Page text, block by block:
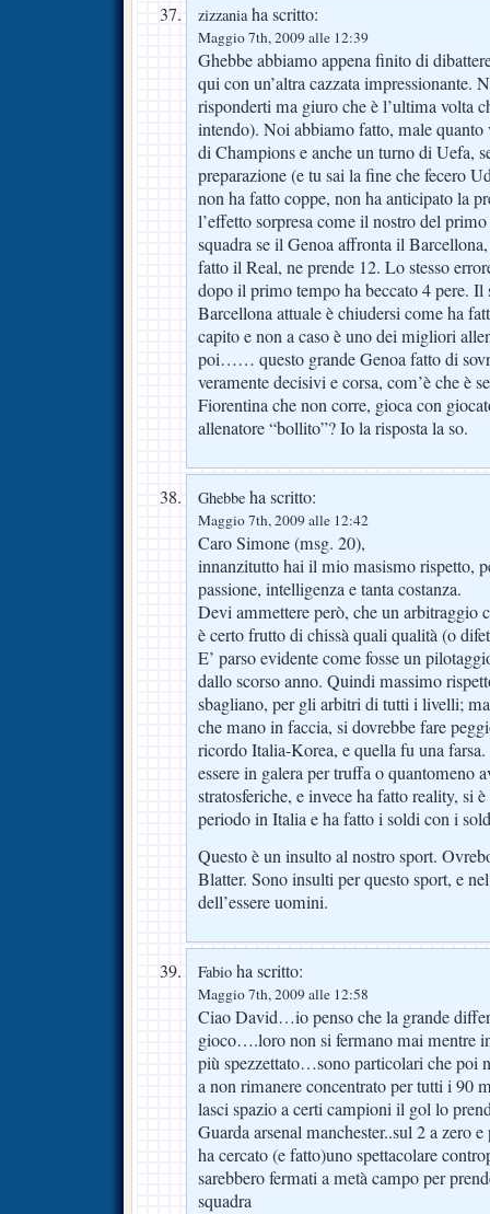
zizzaniaha scritto:
Maggio 7th, 2009 alle 12:39
Ghebbe abbiamo appena finito di
qui con un’altra cazzata impressionante.
risponderti ma giuro che è l’ultima volta
intendo). Noi abbiamo fatto, male
di Champions e anche un turno di Uefa,
preparazione (e tu sai la fine che fecero
non ha fatto coppe, non ha anticipato la
l’effetto sorpresa come il nostro del
squadra se il Genoa affronta il
fatto il Real, ne prende 12. Lo stesso
dopo il primo tempo ha beccato 4 pere.
Barcellona attuale è chiudersi come ha
capito e non a caso è uno dei migliori
poi…… questo grande Genoa fatto di
veramente decisivi e corsa, com’è che è
Fiorentina che non corre, gioca con
allenatore “bollito”? Io la risposta la so.
Ghebbe ha scritto:
Maggio 7th, 2009 alle 12:42
Caro Simone (msg. 20),
innanzitutto hai il mio masismo rispetto,
passione, intelligenza e tanta costanza.
Devi ammettere però, che un arbitraggio
è certo frutto di chissà quali qualità (o
E’ parso evidente come fosse un
dallo scorso anno. Quindi massimo
sbagliano, per gli arbitri di tutti i livelli;
che mano in faccia, si dovrebbe fare
ricordo Italia-Korea, e quella fu una
essere in galera per truffa o quantomeno
stratosferiche, e invece ha fatto reality, si
periodo in Italia e ha fatto i soldi con i
Questo è un insulto al nostro sport.
Blatter. Sono insulti per questo sport, e
dell’essere uomini.
Fabio ha scritto:
Maggio 7th, 2009 alle 12:58
Ciao David…io penso che la grande
gioco….loro non si fermano mai mentre
più spezzettato…sono particolari che poi
a non rimanere concentrato per tutti i 90
lasci spazio a certi campioni il gol lo
Guarda arsenal manchester..sul 2 a zero
ha cercato (e fatto)uno spettacolare
sarebbero fermati a metà campo per
squadra